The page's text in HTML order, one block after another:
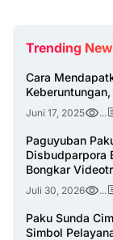
Trending
Cara
Juni 17, 2025 ...
Paguyuban
Disbudparpora
Bongkar
Juli 30, 2026 ...
Paku Sunda
Simbol